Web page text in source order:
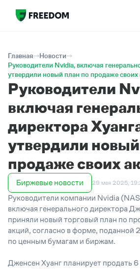
Главная
Новости
Руководители Nvidia, включая
утвердили новый план по продаже своих
Руководители
включая
директора
утвердили
продаже своих
Биржевые новости 29 мая 2025,
Руководители компании Nvidia
включая генерального директора
приняли новый торговый план по
акций, согласно в форме, поданной
по ценным бумагам и биржам.
Дженсен Хуанг планирует продать